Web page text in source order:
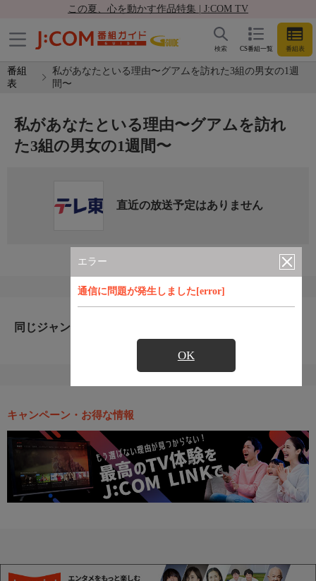
この夏、心を動かす作品特集 | J:COM TV
CS番組一覧 番組表
検索
番組
表
私があなたといる理由〜グアムを訪れた3組の男女の1週
間〜
エラー
通信に問題が発生しました[error]
OK
私があなたといる理由〜グアムを訪れ
た3組の男女の1週間〜
直近の放送予定はありません
同じジャンルのおすすめ番組
キャンペーン・お得な情報